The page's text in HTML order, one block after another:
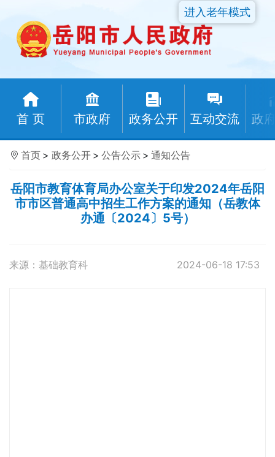
首 页 市政府 政务公开 互动交流 政
进入老年模式
首页 > 政务公开 > 公告公示 > 通知公告
岳阳市教育体育局办公室关于印发2024年岳阳
市市区普通高中招生工作方案的通知（岳教体
办通〔2024〕5号）
来源：基础教育科 2024-06-18 17:53